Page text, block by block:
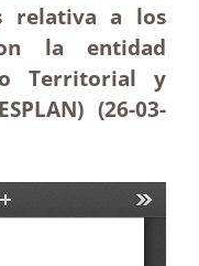
relativa a los
la entidad
Territorial y
(26-03-